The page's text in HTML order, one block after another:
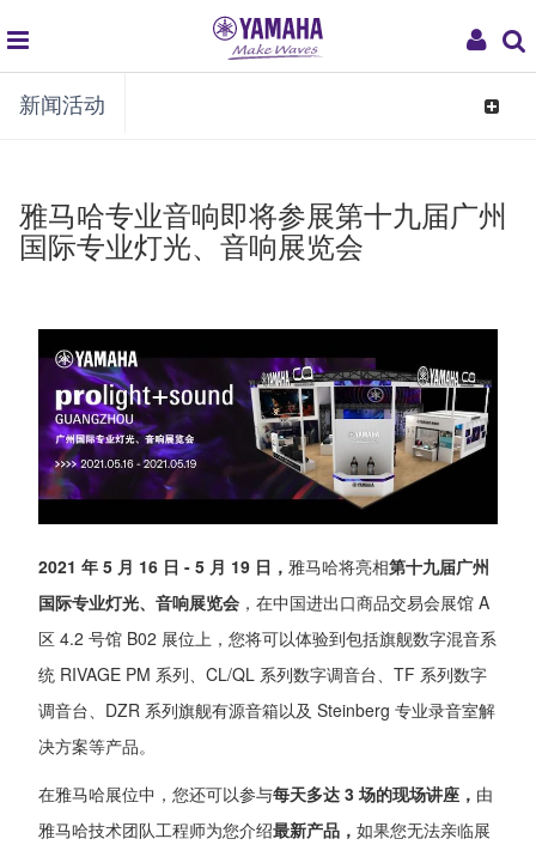
My
global
navigation
新闻活动
Toggle
雅马哈专业音响即将参展第十九届广州
国际专业灯光、音响展览会
2021 年 5 月 16 日 - 5 月 19 日， 雅马哈将亮相第十九届广州
国际专业灯光、音响展览会 ，在中国进出口商品交易会展馆 A
区 4.2 号馆 B02 展位上，您将可以体验到包括旗舰数字混音系
统 RIVAGE PM 系列、CL/QL 系列数字调音台、TF 系列数字
调音台、DZR 系列旗舰有源音箱以及 Steinberg 专业录音室解
决方案等产品。
在雅马哈展位中，您还可以参与每天多达 3 场的现场讲座， 由
雅马哈技术团队工程师为您介绍最新产品， 如果您无法亲临展